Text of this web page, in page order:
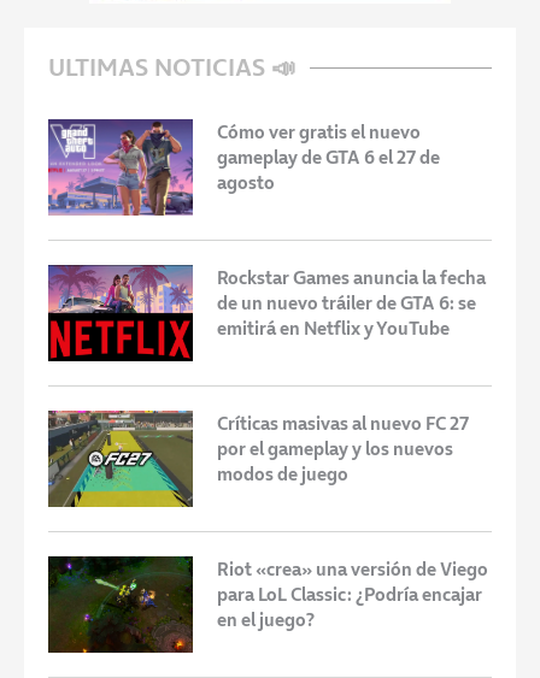
ULTIMAS NOTICIAS 📣
Cómo ver gratis el nuevo
gameplay de GTA 6 el 27 de
agosto
Rockstar Games anuncia la fecha
de un nuevo tráiler de GTA 6: se
emitirá en Netflix y YouTube
Críticas masivas al nuevo FC 27
por el gameplay y los nuevos
modos de juego
Riot «crea» una versión de Viego
para LoL Classic: ¿Podría encajar
en el juego?